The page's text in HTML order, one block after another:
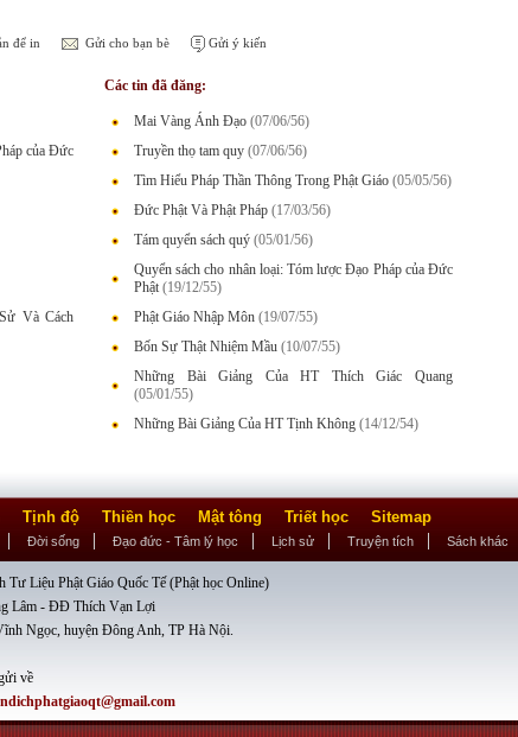
để in Gửi cho bạn bè Gửi ý kiến
của Đức
Và Cách
Các tin đã đăng:
Mai Vàng Ánh Đạo (07/06/56)
Truyền thọ tam quy (07/06/56)
Tìm Hiểu Pháp Thần Thông Trong Phật Giáo (05/05/56)
Đức Phật Và Phật Pháp (17/03/56)
Tám quyển sách quý (05/01/56)
Quyển sách cho nhân loại: Tóm lược Đạo Pháp của Đức
Phật (19/12/55)
Phật Giáo Nhập Môn (19/07/55)
Bốn Sự Thật Nhiệm Mầu (10/07/55)
Những Bài Giảng Của HT Thích Giác Quang
(05/01/55)
Những Bài Giảng Của HT Tịnh Không (14/12/54)
Tịnh độ Thiền học Mật tông Triết học Sitemap
Đời sống Đạo đức - Tâm lý học Lịch sử Truyện tích Sách khác
Liệu Phật Giáo Quốc Tế (Phật học Online)
Lâm - ĐĐ Thích Vạn Lợi
Ngọc, huyện Đông Anh, TP Hà Nội.
về